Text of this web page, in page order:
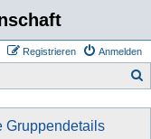
Anmelden
Registrieren
Gruppendetails